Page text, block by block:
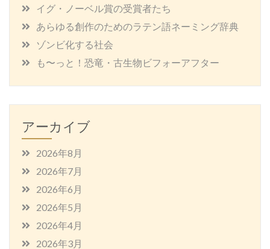
イグ・ノーベル賞の受賞者たち
あらゆる創作のためのラテン語ネーミング辞典
ゾンビ化する社会
も〜っと！恐竜・古生物ビフォーアフター
アーカイブ
2026年8月
2026年7月
2026年6月
2026年5月
2026年4月
2026年3月